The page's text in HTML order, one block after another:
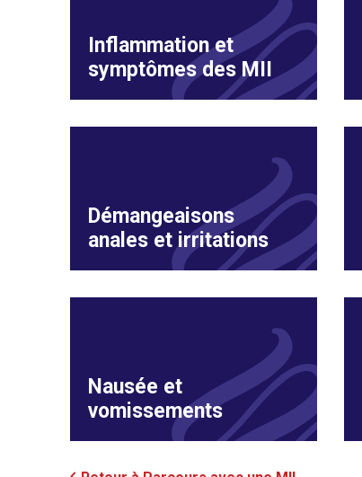
Inflammation et
symptômes des MII
Démangeaisons
anales et irritations
Nausée et
vomissements